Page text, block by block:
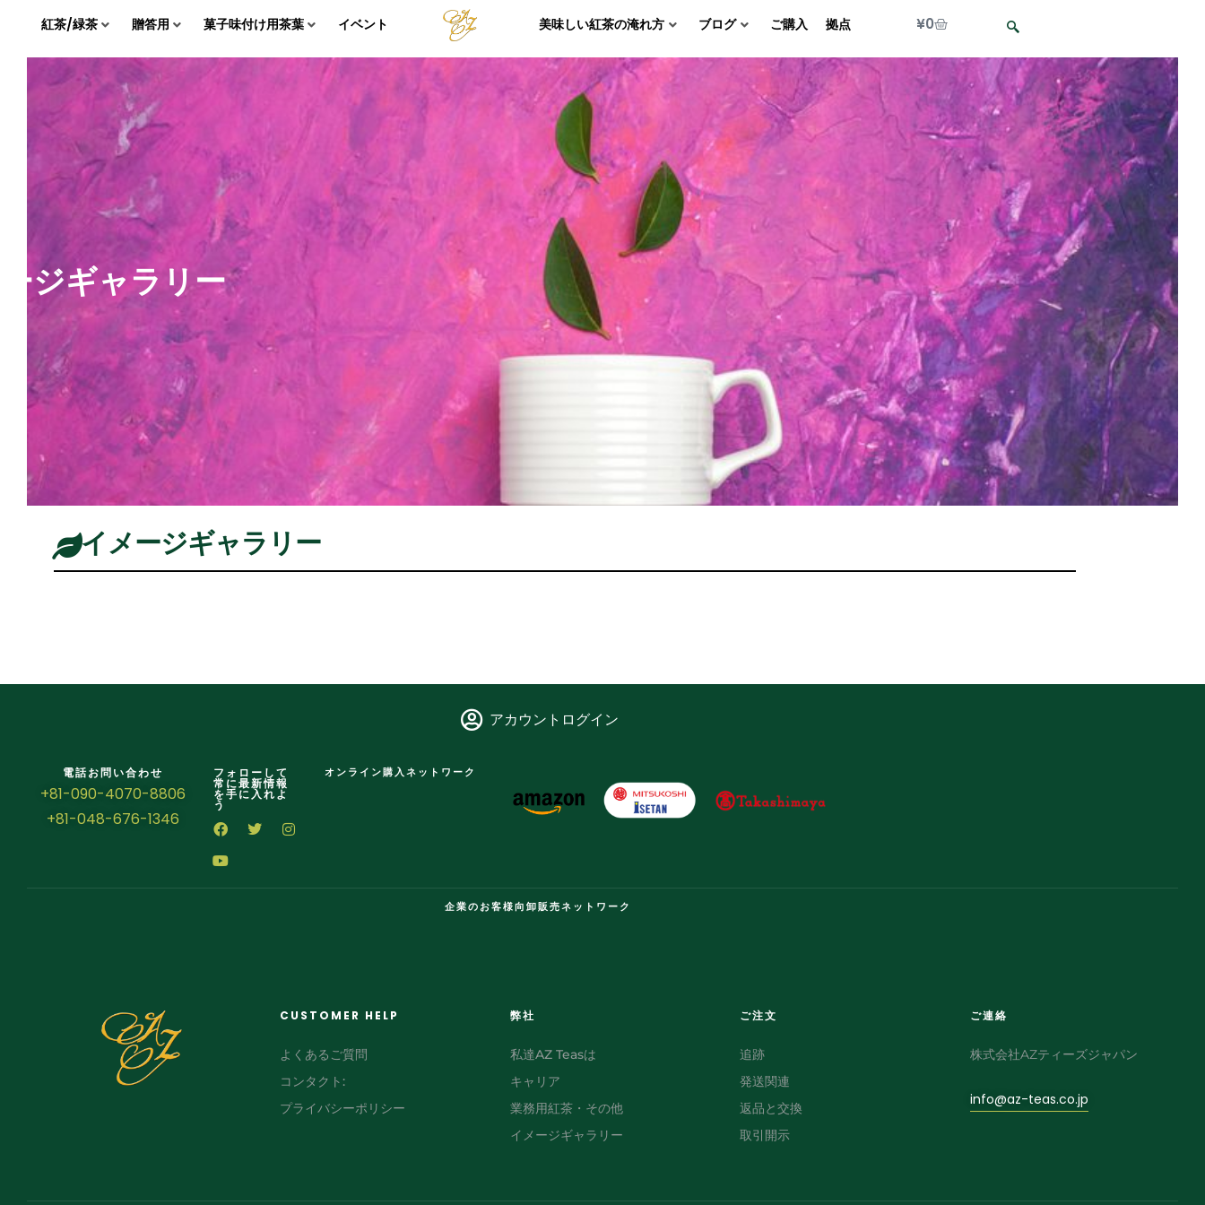
紅茶/緑茶 贈答用 菓子味付け用茶葉 イベント 美味しい紅茶の淹れ方 ブログ ご購入 拠点 ¥0
ジギャラリー
イメージギャラリー
アカウントログイン
電話お問い合わせ
+81-090-4070-8806
+81-048-676-1346
フォローして
常に最新情報
を手に入れよ
う
オンライン購入ネットワーク
企業のお客様向卸販売ネットワーク
CUSTOMER HELP
よくあるご質問
コンタクト:
プライバシーポリシー
弊社
私達AZ Teasは
キャリア
業務用紅茶・その他
イメージギャラリー
ご注文
追跡
発送関連
返品と交換
取引開示
ご連絡
株式会社AZティーズジャパン
info@az-teas.co.jp
FR